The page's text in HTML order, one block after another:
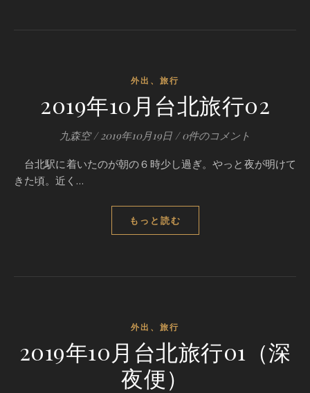
外出、旅行
2019年10月台北旅行02
九森空 / 2019年10月19日 / 0件のコメント
台北駅に着いたのが朝の６時少し過ぎ。やっと夜が明けて
きた頃。近く…
もっと読む
外出、旅行
2019年10月台北旅行01（深
夜便）